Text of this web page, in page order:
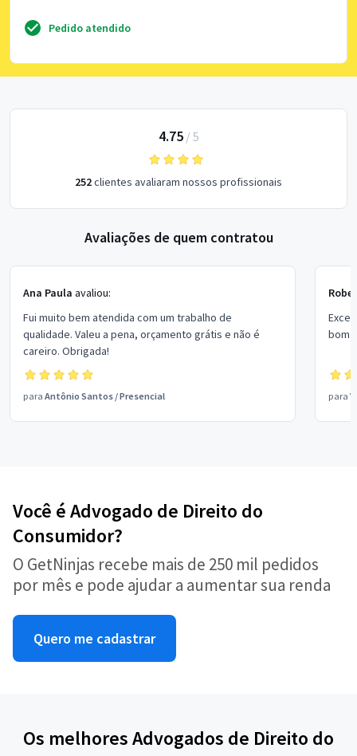
Pedido atendido
4.75/ 5
252clientes avaliaram nossos profissionais
Avaliações de quem contratou
Ana Paula avaliou:
Fui muito bem atendida com um trabalho de
qualidade. Valeu a pena, orçamento grátis e não é
careiro. Obrigada!
para Antônio Santos /Presencial
bom
para
Você é Advogado de Direito do
Consumidor?
O GetNinjas recebe mais de 250 mil pedidos
por mês e pode ajudar a aumentar sua renda
Quero me cadastrar
Os melhores Advogados de Direito do